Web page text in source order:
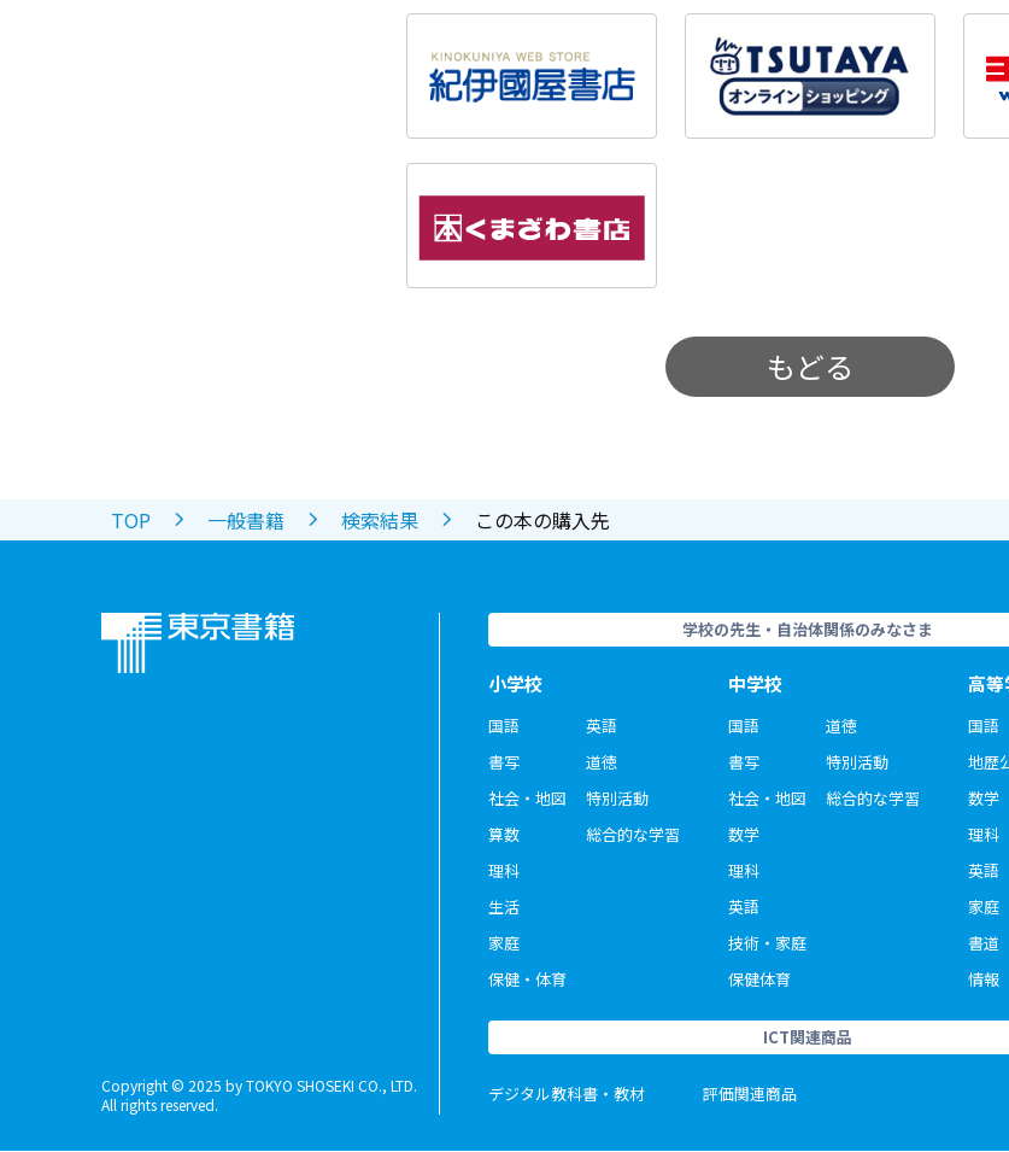
もどる
TOP 一般書籍 検索結果 この本の購入先
Copyright © 2025 by TOKYO SHOSEKI CO., LTD.
All rights reserved.
学校の先生・自治体関係のみなさま
小学校
国語
書写
社会・地図
算数
理科
生活
家庭
保健・体育
英語
道徳
特別活動
総合的な学習
中学校
国語
書写
社会・地図
数学
理科
英語
技術・家庭
保健体育
道徳
特別活動
総合的な学習
高
国語
地歴
数学
理科
英語
家庭
書道
情報
ICT関連商品
デジタル教科書・教材 評価関連商品